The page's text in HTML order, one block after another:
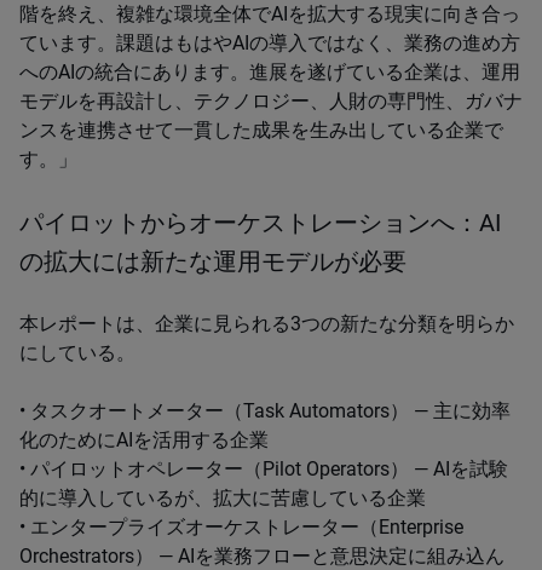
階を終え、複雑な環境全体でAIを拡大する現実に向き合っ
ています。課題はもはやAIの導入ではなく、業務の進め方
へのAIの統合にあります。進展を遂げている企業は、運用
モデルを再設計し、テクノロジー、人財の専門性、ガバナ
ンスを連携させて一貫した成果を生み出している企業で
す。」
パイロットからオーケストレーションへ：AI
の拡大には新たな運用モデルが必要
本レポートは、企業に見られる3つの新たな分類を明らか
にしている。
• タスクオートメーター（Task Automators） ― 主に効率
化のためにAIを活用する企業
• パイロットオペレーター（Pilot Operators） ― AIを試験
的に導入しているが、拡大に苦慮している企業
• エンタープライズオーケストレーター（Enterprise
Orchestrators） ― AIを業務フローと意思決定に組み込ん